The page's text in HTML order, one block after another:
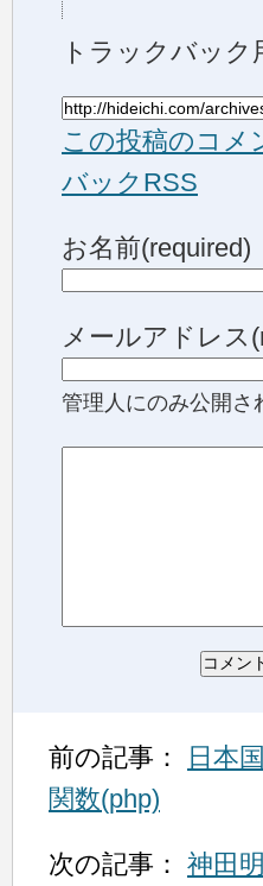
トラックバック
この投稿のコメ
バックRSS
お名前(required)
メールアドレス
管理人にのみ公開さ
前の記事：
日本
関数(php)
次の記事： 神田